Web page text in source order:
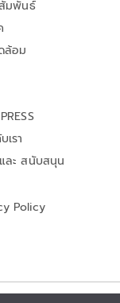
มพันธ์
ล้อม
เรา
ละ สนับสนุน
Policy